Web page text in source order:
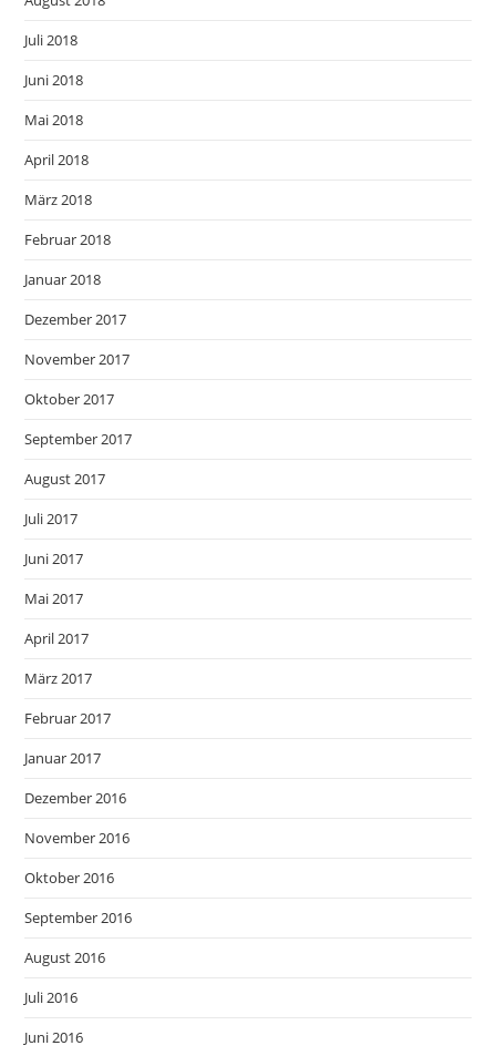
Juli 2018
Juni 2018
Mai 2018
April 2018
März 2018
Februar 2018
Januar 2018
Dezember 2017
November 2017
Oktober 2017
September 2017
August 2017
Juli 2017
Juni 2017
Mai 2017
April 2017
März 2017
Februar 2017
Januar 2017
Dezember 2016
November 2016
Oktober 2016
September 2016
August 2016
Juli 2016
Juni 2016